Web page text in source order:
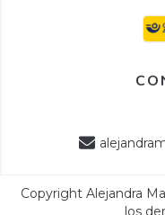
Copyright Alejandra
los